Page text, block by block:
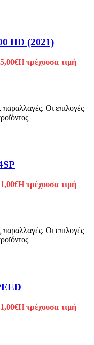
HD (2021)
€Η τρέχουσα τιμή
Οι επιλογές
€Η τρέχουσα τιμή
Οι επιλογές
€Η τρέχουσα τιμή